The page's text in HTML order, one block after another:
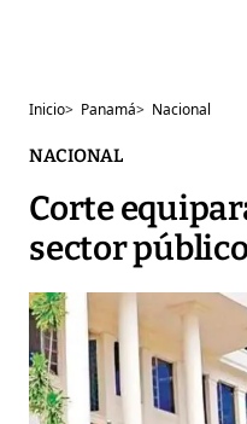
Inicio> Panamá> Nacional
NACIONAL
Corte
sector